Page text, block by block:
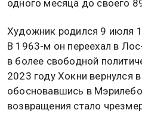
одного месяца до своего
Художник родился 9 июля
В 1963-м он переехал в
в более свободной
2023 году Хокни вернулся
обосновавшись в
возвращения стало